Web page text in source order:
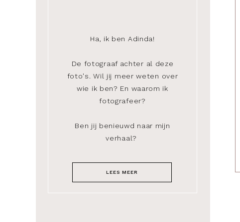
Ha, ik ben Adinda!
De fotograaf achter al deze
foto's. Wil jij meer weten over
wie ik ben? En waarom ik
fotografeer?
Ben jij benieuwd naar mijn
verhaal?
LEES MEER